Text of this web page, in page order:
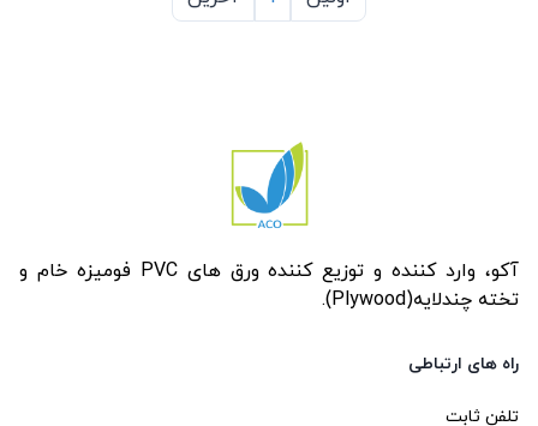
آکو، وارد کننده و توزیع کننده ورق های PVC فومیزه خام و
تخته چندلایه(Plywood).
راه های ارتباطی
تلفن ثابت